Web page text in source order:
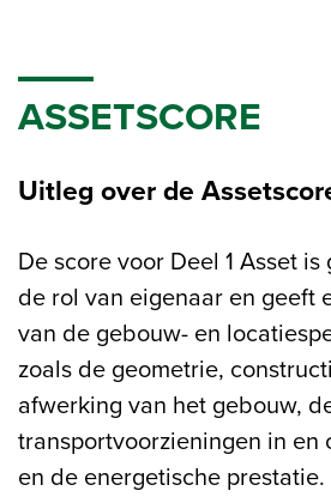
ASSETSCORE
Uitleg over de
De score voor Deel 1 Asset
de rol van eigenaar en geeft
van de gebouw- en
zoals de geometrie,
afwerking van het gebouw,
transportvoorzieningen in en
en de energetische prestatie.